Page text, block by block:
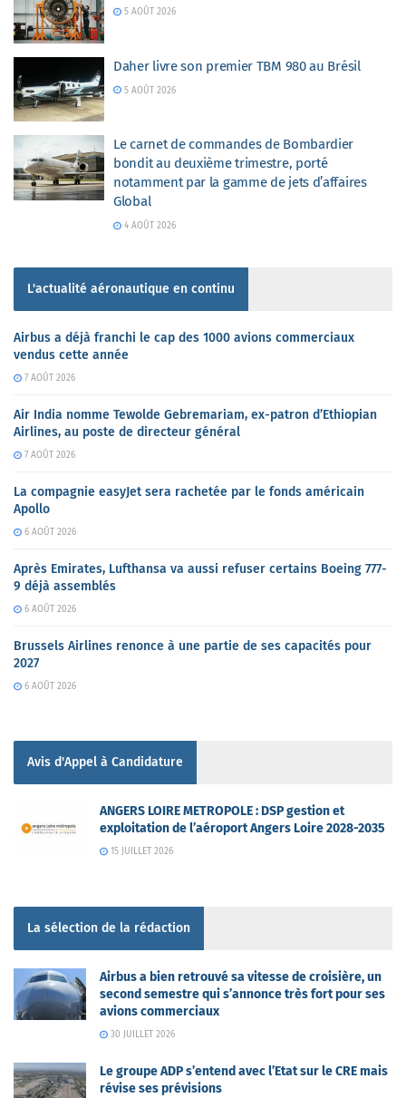
5 AOÛT 2026
Daher livre son premier TBM 980 au Brésil
5 AOÛT 2026
Le carnet de commandes de Bombardier
bondit au deuxième trimestre, porté
notamment par la gamme de jets d’affaires
Global
4 AOÛT 2026
L'actualité aéronautique en continu
Airbus a déjà franchi le cap des 1000 avions commerciaux
vendus cette année
7 AOÛT 2026
Air India nomme Tewolde Gebremariam, ex-patron d’Ethiopian
Airlines, au poste de directeur général
7 AOÛT 2026
La compagnie easyJet sera rachetée par le fonds américain
Apollo
6 AOÛT 2026
Après Emirates, Lufthansa va aussi refuser certains Boeing 777-
9 déjà assemblés
6 AOÛT 2026
Brussels Airlines renonce à une partie de ses capacités pour
2027
6 AOÛT 2026
Avis d'Appel à Candidature
ANGERS LOIRE METROPOLE : DSP gestion et
exploitation de l’aéroport Angers Loire 2028-2035
15 JUILLET 2026
La sélection de la rédaction
Airbus a bien retrouvé sa vitesse de croisière, un
second semestre qui s’annonce très fort pour ses
avions commerciaux
30 JUILLET 2026
Le groupe ADP s’entend avec l’Etat sur le CRE mais
révise ses prévisions